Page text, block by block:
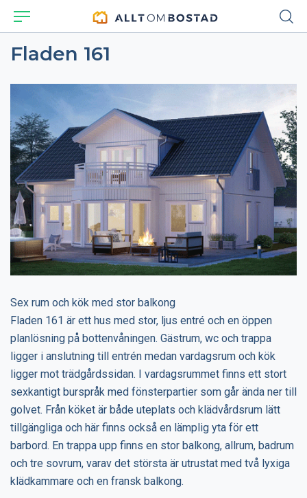
Fladen 161
Sex rum och kök med stor balkong
Fladen 161 är ett hus med stor, ljus entré och en öppen
planlösning på bottenvåningen. Gästrum, wc och trappa
ligger i anslutning till entrén medan vardagsrum och kök
ligger mot trädgårdssidan. I vardagsrummet finns ett stort
sexkantigt burspråk med fönsterpartier som går ända ner till
golvet. Från köket är både uteplats och klädvårdsrum lätt
tillgängliga och här finns också en lämplig yta för ett
barbord. En trappa upp finns en stor balkong, allrum, badrum
och tre sovrum, varav det största är utrustat med två lyxiga
klädkammare och en fransk balkong.